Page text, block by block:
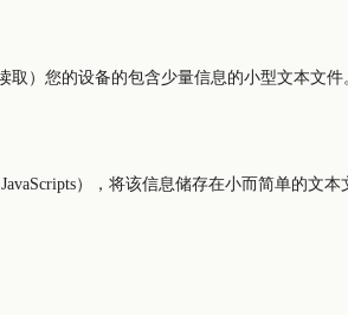
）您的设备的包含少量信息的小型文本文